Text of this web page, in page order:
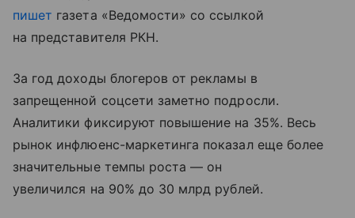
пишет газета «Ведомости» со ссылкой
на представителя РКН.
За год доходы блогеров от рекламы в
запрещенной соцсети заметно подросли.
Аналитики фиксируют повышение на 35%. Весь
рынок инфлюенс-маркетинга показал еще более
значительные темпы роста — он
увеличился на 90% до 30 млрд рублей.